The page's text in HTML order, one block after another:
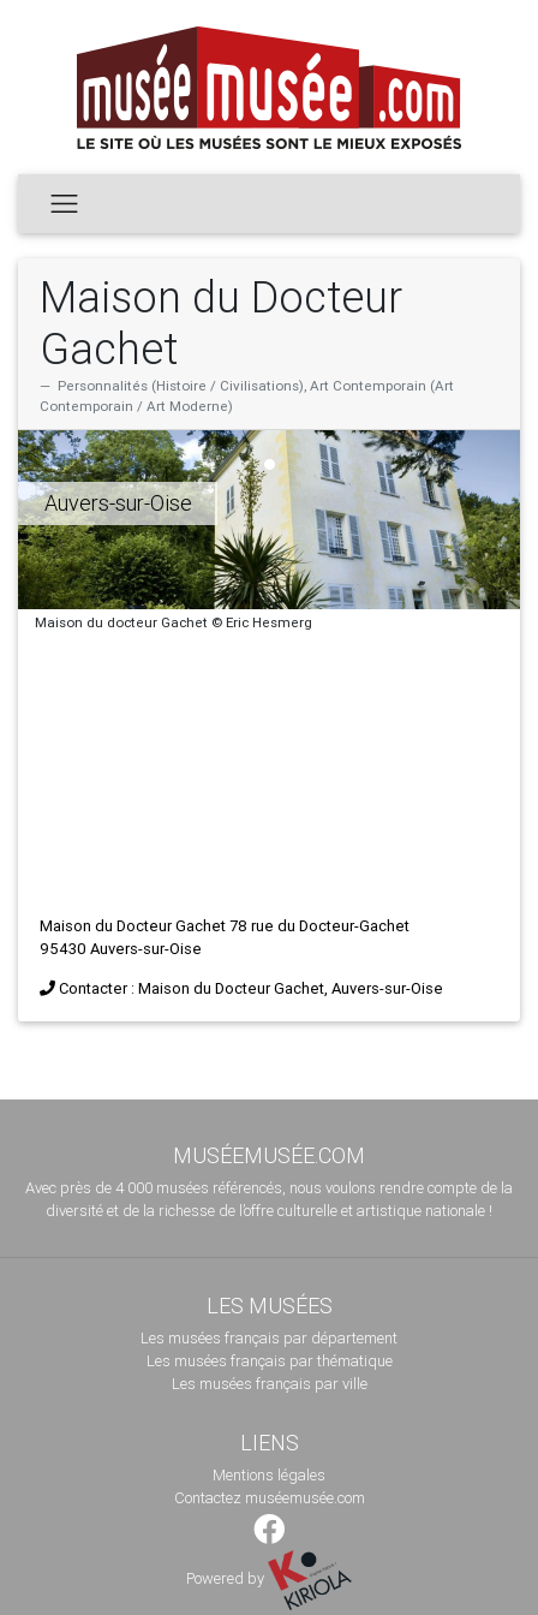
Maison du Docteur
Gachet
Personnalités (Histoire / Civilisations), Art Contemporain (Art
Contemporain / Art Moderne)
Auvers-sur-Oise
Maison du docteur Gachet © Eric Hesmerg
Maison du Docteur Gachet 78 rue du Docteur-Gachet
95430 Auvers-sur-Oise
Contacter : Maison du Docteur Gachet, Auvers-sur-Oise
MUSÉEMUSÉE.COM
Avec près de 4 000 musées référencés, nous voulons rendre compte de la
diversité et de la richesse de l’offre culturelle et artistique nationale !
LES MUSÉES
Les musées français par département
Les musées français par thématique
Les musées français par ville
LIENS
Mentions légales
Contactez muséemusée.com
Powered by